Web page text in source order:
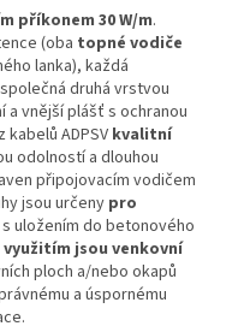
příkonem 30 W/m.
(oba topné vodiče
lanka), každá
druhá vrstvou
vnější plášť s ochranou
ADPSV kvalitní
odolností a dlouhou
připojovacím vodičem
jsou určeny pro
uložením do betonového
využitím jsou venkovní
ploch a/nebo okapů
a úspornému